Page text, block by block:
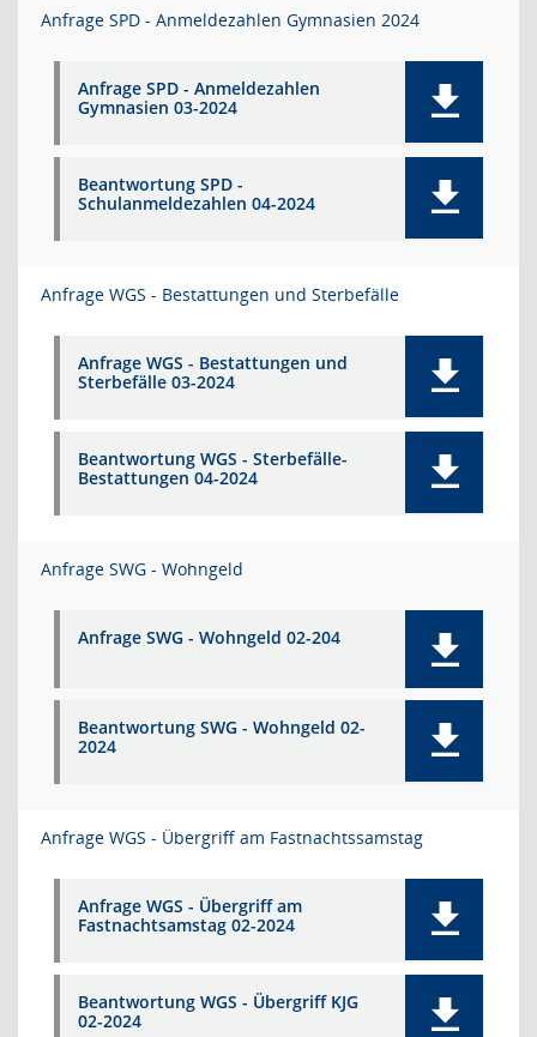
Anfrage SPD - Anmeldezahlen Gymnasien 2024
Anfrage SPD - Anmeldezahlen
Gymnasien 03-2024
Beantwortung SPD -
Schulanmeldezahlen 04-2024
Anfrage WGS - Bestattungen und Sterbefälle
Anfrage WGS - Bestattungen und
Sterbefälle 03-2024
Beantwortung WGS - Sterbefälle-
Bestattungen 04-2024
Anfrage SWG - Wohngeld
Anfrage SWG - Wohngeld 02-204
Beantwortung SWG - Wohngeld 02-
2024
Anfrage WGS - Übergriff am Fastnachtssamstag
Anfrage WGS - Übergriff am
Fastnachtsamstag 02-2024
Beantwortung WGS - Übergriff KJG
02-2024